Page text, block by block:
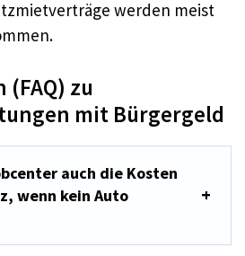
werden meist
(FAQ) zu
mit Bürgergeld
auch die Kosten
wenn kein Auto